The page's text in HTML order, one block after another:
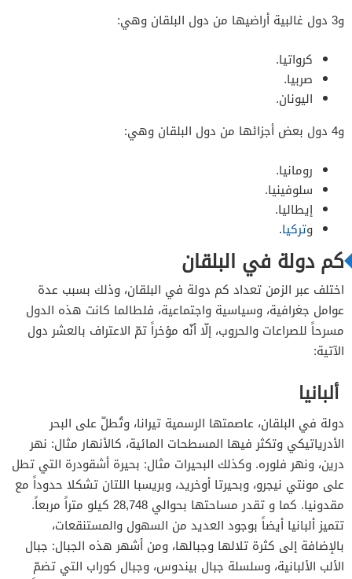
و3 دول غالبية أراضيها من دول البلقان وهي:
كرواتيا.
صربيا.
اليونان.
و4 دول بعض أجزائها من دول البلقان وهي:
رومانيا.
سلوفينيا.
إيطاليا.
وتركيا.
كم دولة في البلقان
اختلف عبر الزمن تعداد كم دولة في البلقان، وذلك بسبب عدة
عوامل جغرافية، وسياسية واجتماعية، فلطالما كانت هذه الدول
مسرحاً للصراعات والحروب، إلّا أنّه مؤخراً تمّ الاعتراف بالعشر دول
الآتية:
ألبانيا
دولة في البلقان، عاصمتها الرسمية تيرانا، وتُطلّ على البحر
الأدرياتيكي وتكثر فيها المسطحات المائية، كالأنهار مثال: نهر
درين، ونهر فلوره. وكذلك البحيرات مثال: بحيرة أشقودرة التي تطل
على مونتي نيجرو، وبحيرتا أوخريد، وبريسبا اللتان تشكلا حدوداً مع
مقدونيا. كما و تقدر مساحتها بحوالي 28,748 كيلو متراً مربعاً.
تتميز ألبانيا أيضاً بوجود العديد من السهول والمستنقعات،
بالإضافة إلى كثرة تلالها وجبالها، ومن أشهر هذه الجبال: جبال
الألب الألبانية، وسلسلة جبال بيندوس، وجبال كوراب التي تضمّ